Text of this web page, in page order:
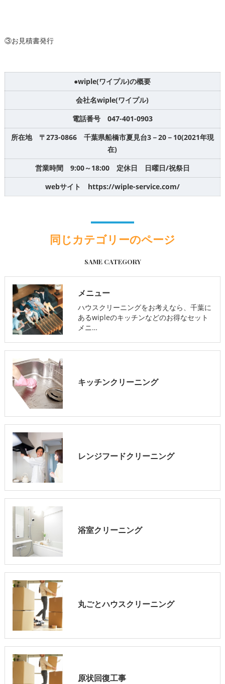
③お見積書発行
●wiple(ワイプル)の概要
会社名wiple(ワイプル)
電話番号 047-401-0903
所在地 〒273-0866 千葉県船橋市夏見台3－20－10(2021年現
在)
営業時間 9:00～18:00 定休日 日曜日/祝祭日
webサイト https://wiple-service.com/
同じカテゴリーのページ
SAME CATEGORY
メニュー
ハウスクリーニングをお考えなら、千葉に
あるwipleのキッチンなどのお得なセット
メニ…
キッチンクリーニング
レンジフードクリーニング
浴室クリーニング
丸ごとハウスクリーニング
原状回復工事